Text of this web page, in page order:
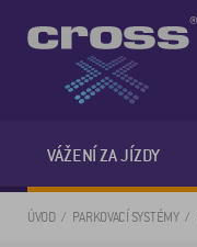
VÁŽENÍ ZA JÍZDY
ÚVOD PARKOVACÍ SYSTÉMY